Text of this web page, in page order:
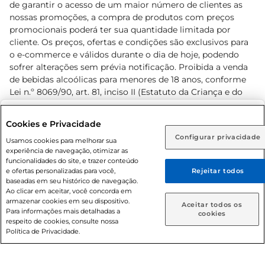
Rio de Janeiro (RJ) Goiás (GO)
Ou
Caso queira comprar online, informe como deseja receber
suas compras:
Entrega em casa Retire em Loja
de garantir o acesso de um maior número de clientes as
nossas promoções, a compra de produtos com preços
promocionais poderá ter sua quantidade limitada por
cliente. Os preços, ofertas e condições são exclusivos para
o e-commerce e válidos durante o dia de hoje, podendo
sofrer alterações sem prévia notificação. Proibida a venda
de bebidas alcoólicas para menores de 18 anos, conforme
Lei n.º 8069/90, art. 81, inciso II (Estatuto da Criança e do
Adolescente). Preços e condições exclusivos para o
prévio. O valor mínimo para as compras on-line é de R$
80,00.
© 2026 Copyright. Todos os direitos
reservados Prezunic.
Cookies e Privacidade
Usamos cookies para melhorar sua
experiência de navegação, otimizar as
funcionalidades do site, e trazer conteúdo
e ofertas personalizadas para você,
baseadas em seu histórico de navegação.
Ao clicar em aceitar, você concorda em
armazenar cookies em seu dispositivo.
Para informações mais detalhadas a
respeito de cookies, consulte nossa
Política de Privacidade.
Configurar privacidade
Rejeitar todos
Aceitar todos os
cookies